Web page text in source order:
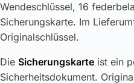
Wendeschlüssel, 16
Sicherungskarte. Im
Originalschlüssel.
Die Sicherungskarte ist ein
Sicherheitsdokument.